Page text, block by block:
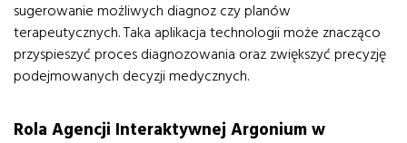
sugerowanie możliwych diagnoz czy planów
terapeutycznych. Taka aplikacja technologii może znacząco
przyspieszyć proces diagnozowania oraz zwiększyć precyzję
podejmowanych decyzji medycznych.
Rola Agencji Interaktywnej Argonium w